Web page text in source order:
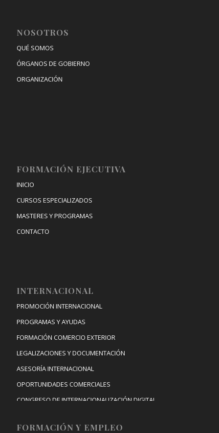
NOSOTROS
QUÉ SOMOS
ÓRGANOS DE GOBIERNO
ORGANIZACIÓN
FORMACIÓN EJECUTIVA
INICIO
CURSOS ESPECIALIZADOS
MASTERES Y PROGRAMAS
CONTACTO
INTERNACIONAL
PROMOCIÓN INTERNACIONAL
PROGRAMAS Y AYUDAS
FORMACIÓN COMERCIO EXTERIOR
LEGALIZACIONES Y DOCUMENTACIÓN
ASESORÍA INTERNACIONAL
OPORTUNIDADES COMERCIALES
CONGRESO DE INTERNACIONALIZACIÓN DIGITAL
FORMACIÓN Y EMPLEO